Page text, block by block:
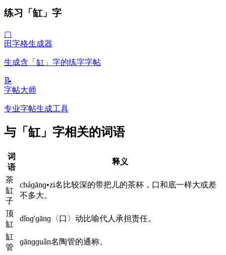
练习「缸」字
▢
田字格生成器
生成含「缸」字的练字字帖
📝
字帖大师
专业字帖生成工具
与「缸」字相关的词语
词
语
释义
茶
缸
子
cháɡānɡ•zi名比较深的带把儿的茶杯，口和底一样大或差
不多大。
顶
缸
dǐnɡ'ɡānɡ〈口〉动比喻代人承担责任。
缸
管
ɡānɡɡuǎn名陶管的通称。